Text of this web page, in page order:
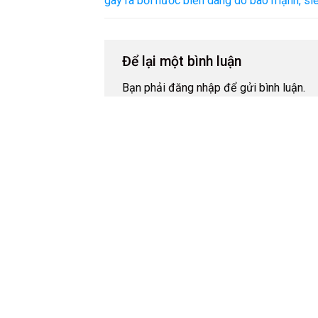
Để lại một bình luận
Bạn phải đăng nhập để gửi bình luận.